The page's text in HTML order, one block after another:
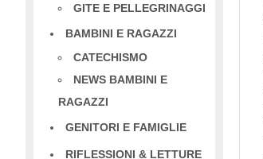
GITE E PELLEGRINAGGI
BAMBINI E RAGAZZI
CATECHISMO
NEWS BAMBINI E
RAGAZZI
GENITORI E FAMIGLIE
RIFLESSIONI & LETTURE